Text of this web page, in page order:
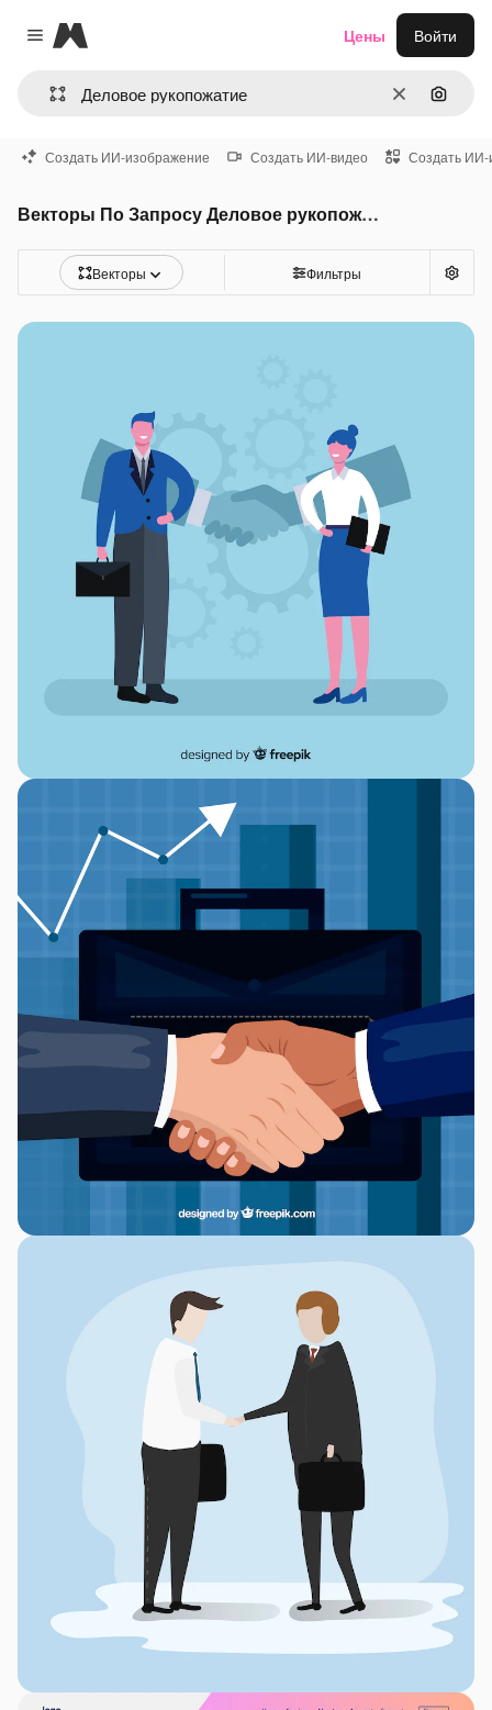
Close menu
Magnific
ОчиститьПоиск
Цены Войти
Создать ИИ-изображение Создать ИИ-видео Создать ИИ-
Векторы По Запросу Деловое рукопожатие
Векторы Фильтры